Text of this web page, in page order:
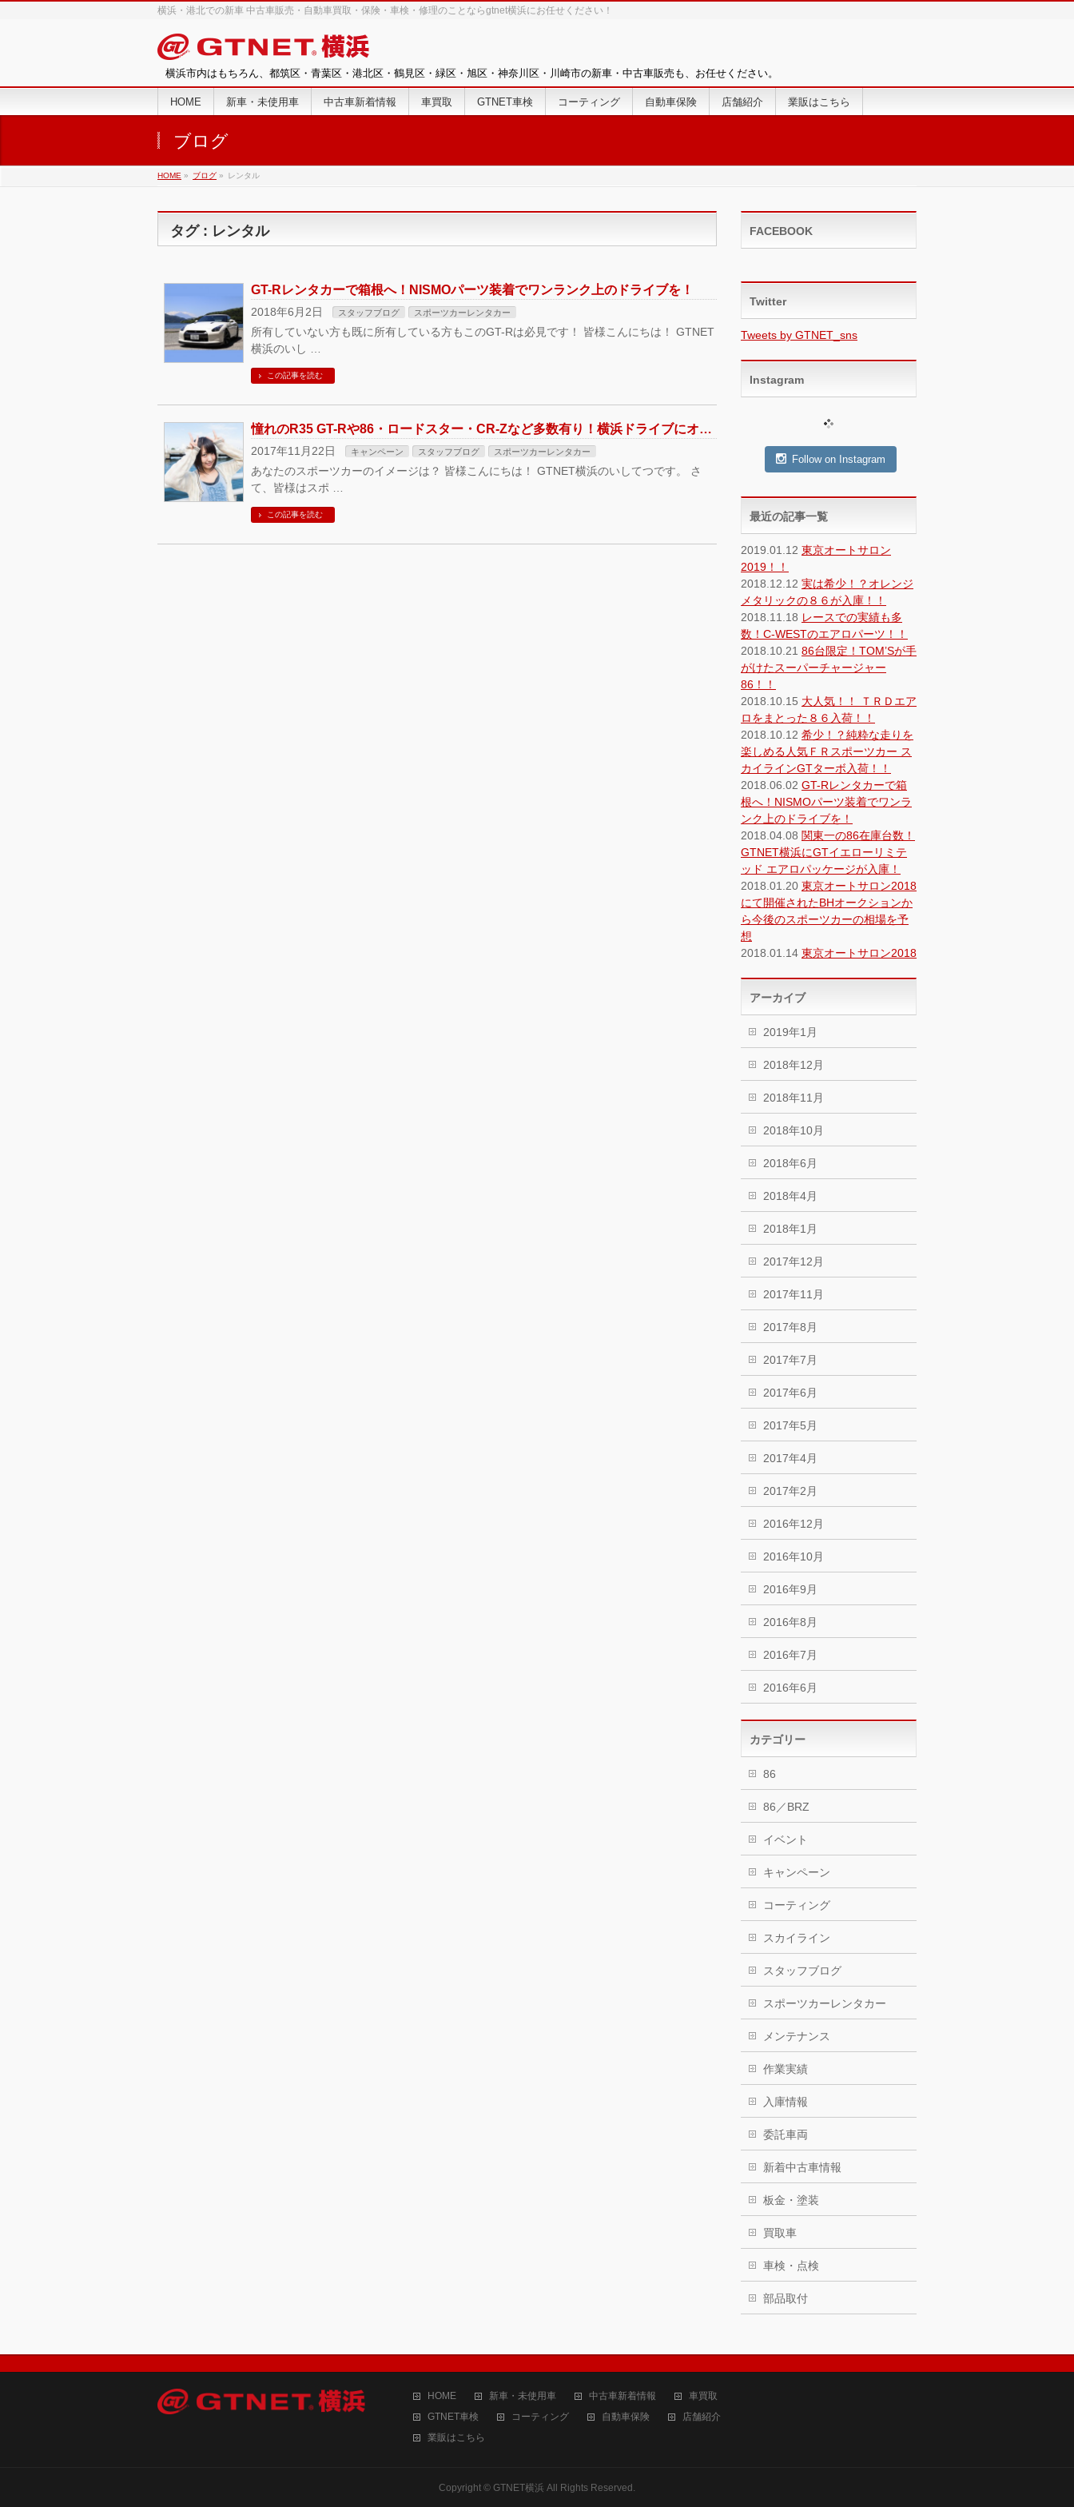
横浜・港北での新車 中古車販売・自動車買取・保険・車検・修理のことならgtnet横浜にお任せください！
横浜市内はもちろん、都筑区・青葉区・港北区・鶴見区・緑区・旭区・神奈川区・川崎市の新車・中古車販売も、お任せください。
HOME 新車・未使用車 中古車新着情報 車買取 GTNET車検 コーティング 自動車保険 店舗紹介 業販はこちら
ブログ
HOME » ブログ » レンタル
タグ : レンタル
GT-Rレンタカーで箱根へ！NISMOパーツ装着でワンランク上のドライブを！
2018年6月2日 スタッフブログ スポーツカーレンタカー
所有していない方も既に所有している方もこのGT-Rは必見です！ 皆様こんにちは！ GTNET
横浜のいし …
この記事を読む
憧れのR35 GT-Rや86・ロードスター・CR-Zなど多数有り！横浜ドライブにオススメ！スポーツカーレンタカースタート！！
2017年11月22日 キャンペーン スタッフブログ スポーツカーレンタカー
あなたのスポーツカーのイメージは？ 皆様こんにちは！ GTNET横浜のいしてつです。 さ
て、皆様はスポ …
この記事を読む
FACEBOOK
Twitter
Tweets by GTNET_sns
Instagram
Follow on Instagram
最近の記事一覧
2019.01.12 東京オートサロン
2019！！
2018.12.12 実は希少！？オレンジ
メタリックの８６が入庫！！
2018.11.18 レースでの実績も多
数！C-WESTのエアロパーツ！！
2018.10.21 86台限定！TOM’Sが手
がけたスーパーチャージャー
86！！
2018.10.15 大人気！！ ＴＲＤエア
ロをまとった８６入荷！！
2018.10.12 希少！？純粋な走りを
楽しめる人気ＦＲスポーツカー ス
カイラインGTターボ入荷！！
2018.06.02 GT-Rレンタカーで箱
根へ！NISMOパーツ装着でワンラ
ンク上のドライブを！
2018.04.08 関東一の86在庫台数！
GTNET横浜にGTイエローリミテ
ッド エアロパッケージが入庫！
2018.01.20 東京オートサロン2018
にて開催されたBHオークションか
ら今後のスポーツカーの相場を予
想
2018.01.14 東京オートサロン2018
アーカイブ
2019年1月
2018年12月
2018年11月
2018年10月
2018年6月
2018年4月
2018年1月
2017年12月
2017年11月
2017年8月
2017年7月
2017年6月
2017年5月
2017年4月
2017年2月
2016年12月
2016年10月
2016年9月
2016年8月
2016年7月
2016年6月
カテゴリー
86
86／BRZ
イベント
キャンペーン
コーティング
スカイライン
スタッフブログ
スポーツカーレンタカー
メンテナンス
作業実績
入庫情報
委託車両
新着中古車情報
板金・塗装
買取車
車検・点検
部品取付
HOME 新車・未使用車 中古車新着情報
車買取
GTNET車検
コーティング 自動車保険
店舗紹介
業販はこちら
Copyright © GTNET横浜 All Rights Reserved.